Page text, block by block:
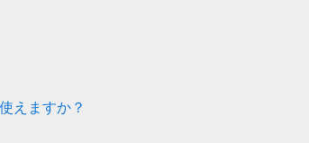
えますか？